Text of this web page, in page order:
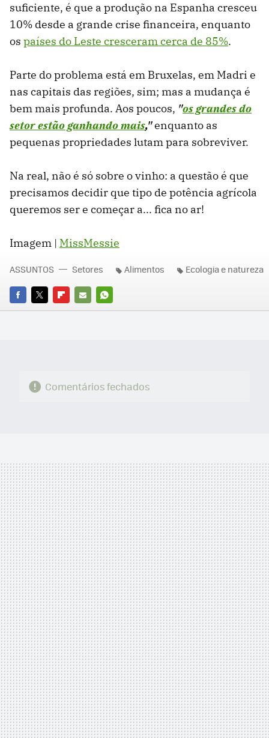
suficiente, é que a produção na Espanha cresceu
10% desde a grande crise financeira, enquanto
os países do Leste cresceram cerca de 85%.
Parte do problema está em Bruxelas, em Madri e
nas capitais das regiões, sim; mas a mudança é
bem mais profunda. Aos poucos, "os grandes do
setor estão ganhando mais,"enquanto as
pequenas propriedades lutam para sobreviver.
Na real, não é só sobre o vinho: a questão é que
precisamos decidir que tipo de potência agrícola
queremos ser e começar a... fica no ar!
Imagem | MissMessie
FACEBOOK
TWITTERFLIPBOARD
E-
WHATSAPP
ASSUNTOS Setores Alimentos Ecologia e natureza
Comentários fechados